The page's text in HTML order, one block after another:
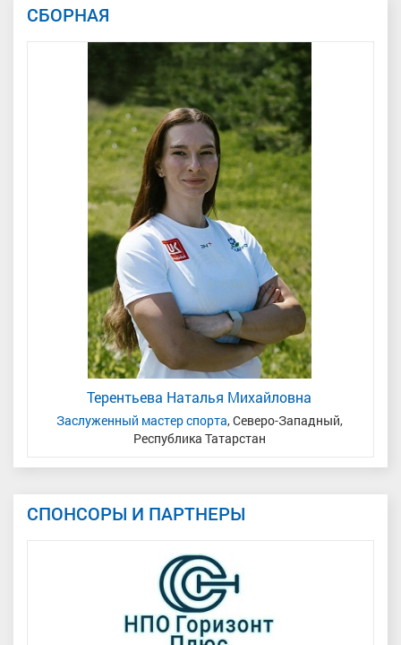
СБОРНАЯ
Терентьева Наталья Михайловна
Заслуженный мастер спорта, Северо-Западный,
Республика Татарстан
СПОНСОРЫ И ПАРТНЕРЫ